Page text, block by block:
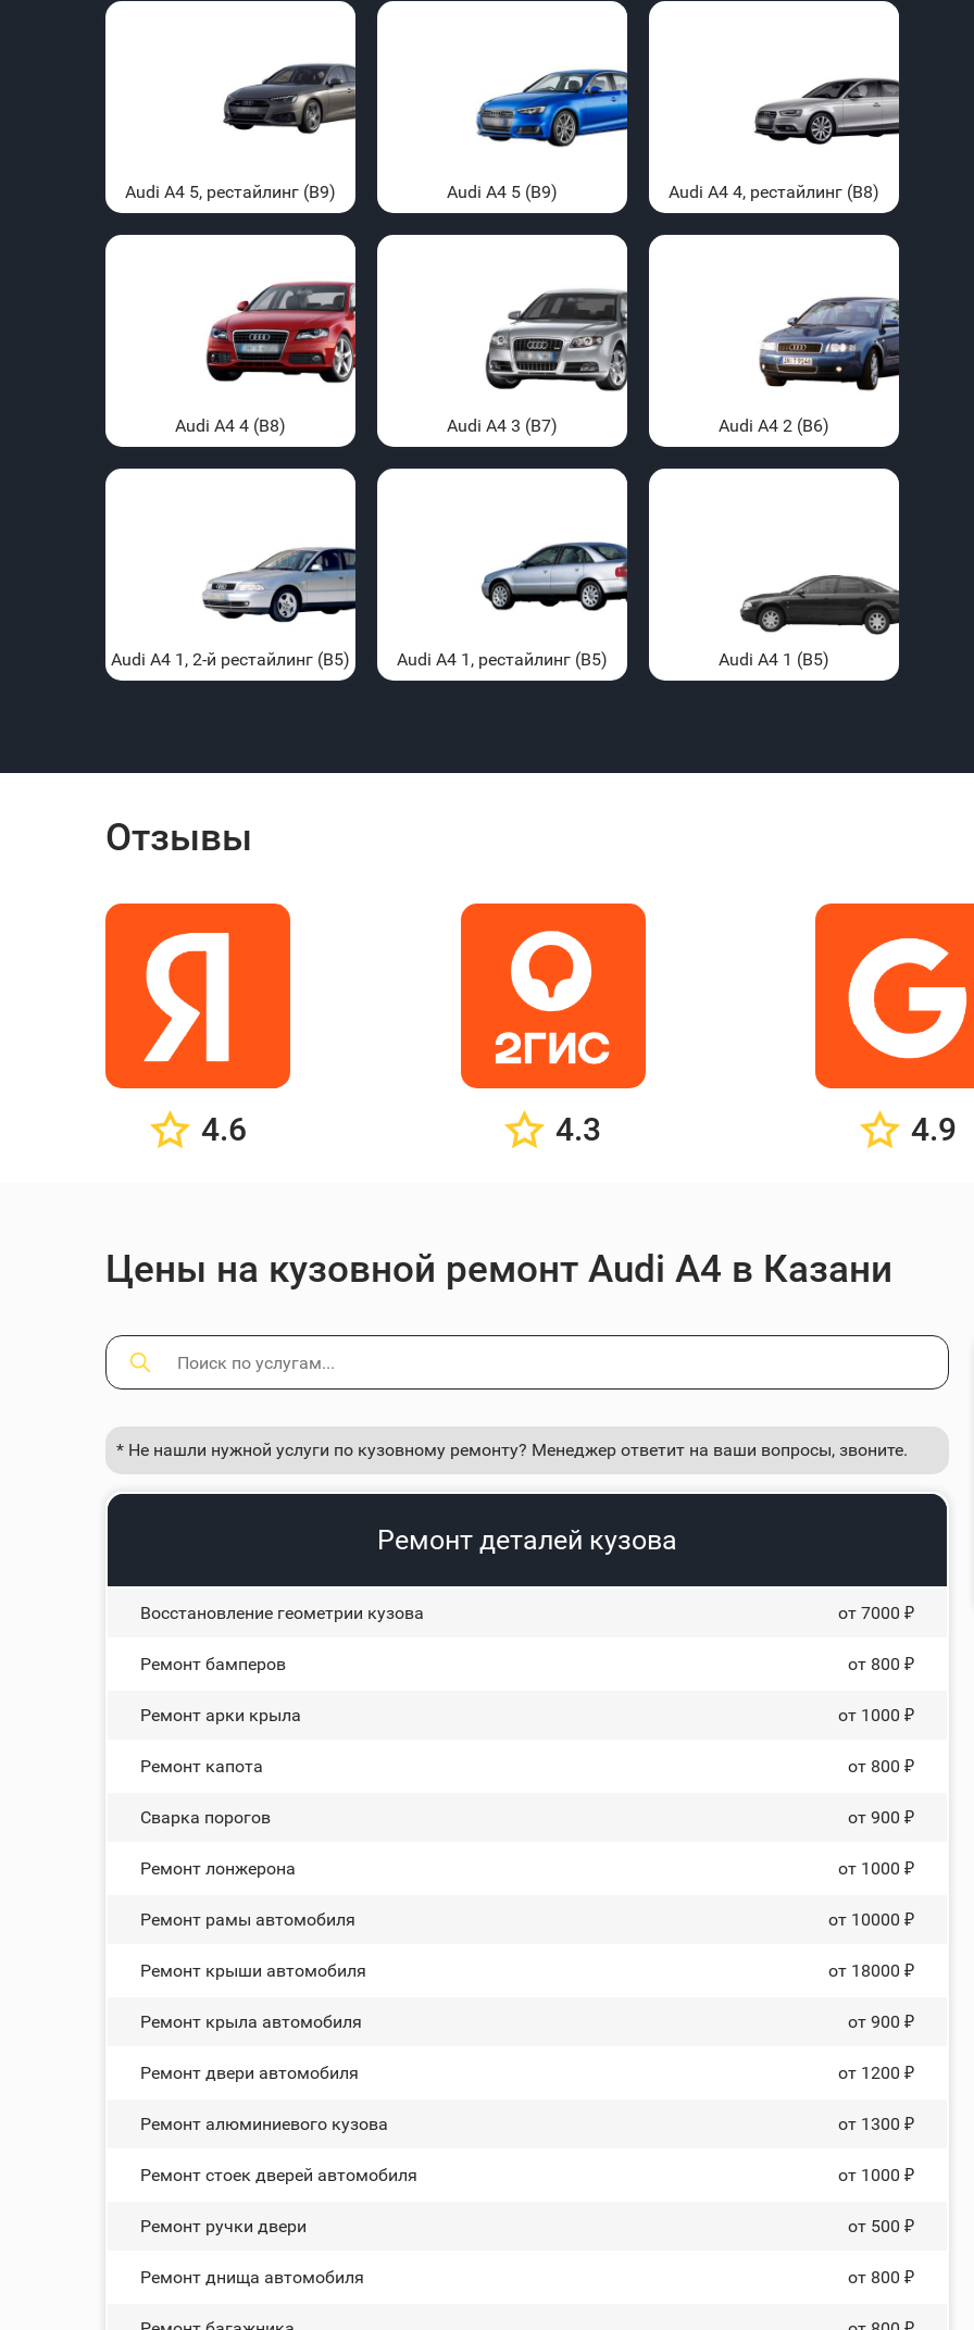
Audi A4 5, рестайлинг (B9) Audi A4 5 (B9) Audi A4 4, рестайлинг (B8)
Audi A4 4 (B8) Audi A4 3 (B7) Audi A4 2 (B6)
Audi A4 1, 2-й рестайлинг (B5) Audi A4 1, рестайлинг (B5) Audi A4 1 (B5)
Отзывы
4.6 4.3 4.9
Цены на кузовной ремонт Audi A4 в Казани
* Не нашли нужной услуги по кузовному ремонту? Менеджер ответит на ваши вопросы, звоните.
Ремонт деталей кузова
Восстановление геометрии кузова от 7000 ₽
Ремонт бамперов от 800 ₽
Ремонт арки крыла от 1000 ₽
Ремонт капота от 800 ₽
Сварка порогов от 900 ₽
Ремонт лонжерона от 1000 ₽
Ремонт рамы автомобиля от 10000 ₽
Ремонт крыши автомобиля от 18000 ₽
Ремонт крыла автомобиля от 900 ₽
Ремонт двери автомобиля от 1200 ₽
Ремонт алюминиевого кузова от 1300 ₽
Ремонт стоек дверей автомобиля от 1000 ₽
Ремонт ручки двери от 500 ₽
Ремонт днища автомобиля от 800 ₽